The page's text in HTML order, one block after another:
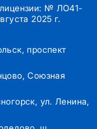
№ ЛО41-
2025 г.
проспект
Союзная
ул. Ленина,